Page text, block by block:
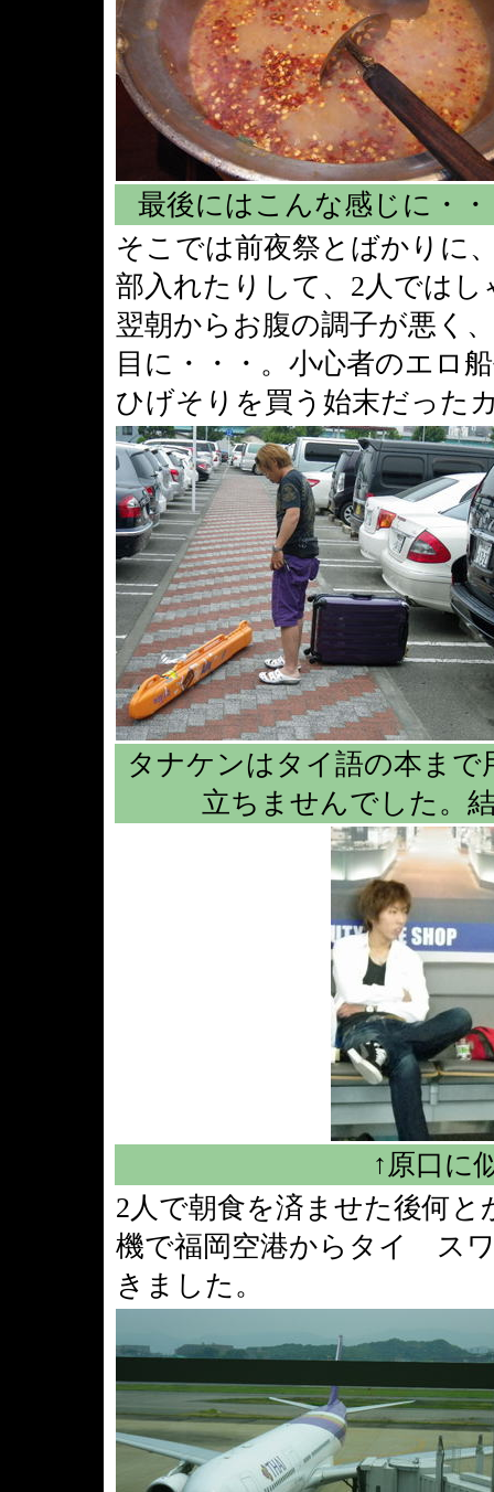
最後にはこんな感じに・
そこでは前夜祭とばかりに
部入れたりして、2人では
翌朝からお腹の調子が悪く
目に・・・。小心者のエロ
ひげそりを買う始末だった
タナケンはタイ語の本ま
立ちませんでした。
↑原口に
2人で朝食を済ませた後何
機で福岡空港からタイ ス
きました。